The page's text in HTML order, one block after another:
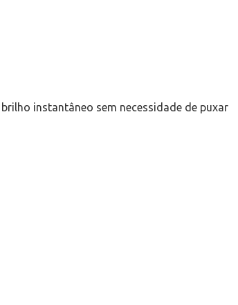
instantâneo sem necessidade de puxar